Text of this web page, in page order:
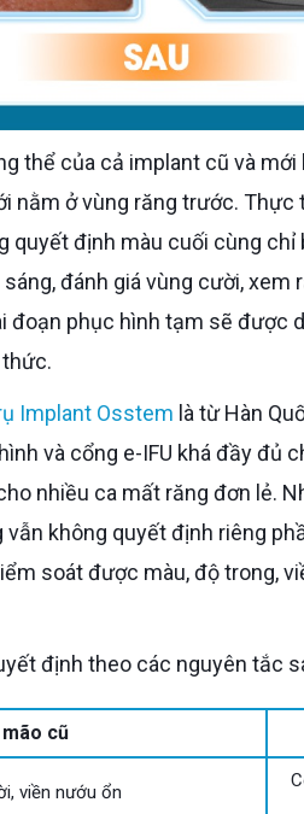
nằm ở vùng răng trước. Thực
quyết định màu cuối cùng
đánh giá vùng cười, xem
đoạn phục hình tạm sẽ được
Implant Osstem là từ Hàn
và cổng e-IFU khá đầy đủ
nhiều ca mất răng đơn lẻ.
không quyết định riêng
soát được màu, độ trong,
định theo các nguyên tắc
cũ
viền nướu ổn